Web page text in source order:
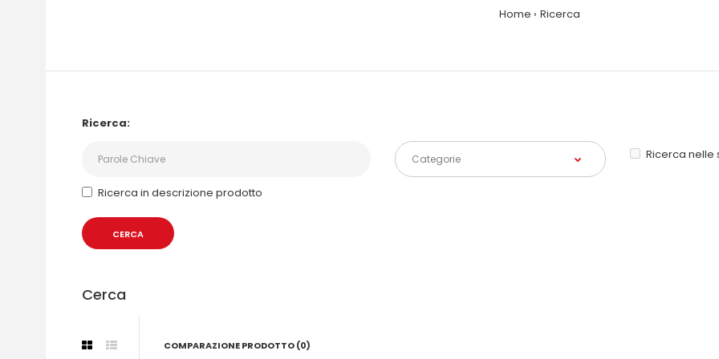
Home Ricerca
Ricerca:
Ricerca
Ricerca in descrizione prodotto
Cerca
COMPARAZIONE PRODOTTO (0)